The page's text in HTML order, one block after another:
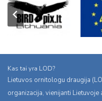
Kas tai yra LOD?
Lietuvos ornitologu draugija
organizacija, vienijanti Lietuvoje